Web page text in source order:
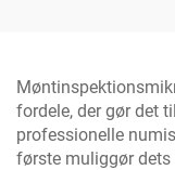
fordele, der gør det
professionelle
første muliggør dets